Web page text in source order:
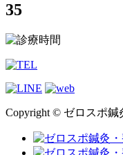
35
Copyright © ゼロスポ鍼